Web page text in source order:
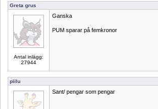
Greta grus
Antal inlägg:
27944
Ganska
PUM sparar på femkronor
piilu
Sant/ pengar som pengar